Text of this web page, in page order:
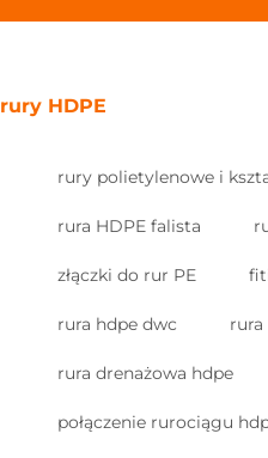
rury HDPE
rury polietylenowe i
rura HDPE falista
złączki do rur PE
rura hdpe dwc rura
rura drenażowa hdpe
połączenie rurociągu